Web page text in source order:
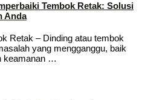
Tembok Retak: Solusi
Anda
Retak – Dinding atau tembok
yang mengganggu, baik
keamanan …